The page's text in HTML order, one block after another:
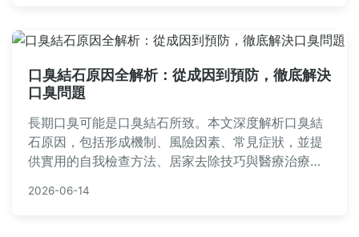
口臭結石原因全解析：從成因到預防，徹底解決
口臭問題
長期口臭可能是口臭結石所致。本文深度解析口臭結
石原因，包括形成機制、風險因素、常見症狀，並提
供實用的自我檢查方法、居家去除技巧與醫療治療方
問題，如口臭結石會自行消失嗎？如何區分一般口
2026-06-14